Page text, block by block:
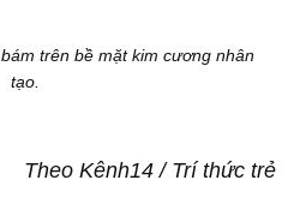
trên bề mặt kim cương nhân
tạo.
Theo Kênh14 / Trí thức trẻ